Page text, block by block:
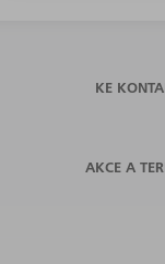
KE
AKCE A